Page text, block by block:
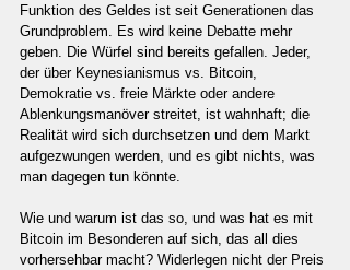
Funktion des Geldes ist seit Generationen das
Grundproblem. Es wird keine Debatte mehr
geben. Die Würfel sind bereits gefallen. Jeder,
der über Keynesianismus vs. Bitcoin,
Demokratie vs. freie Märkte oder andere
Ablenkungsmanöver streitet, ist wahnhaft; die
Realität wird sich durchsetzen und dem Markt
aufgezwungen werden, und es gibt nichts, was
man dagegen tun könnte.
Wie und warum ist das so, und was hat es mit
Bitcoin im Besonderen auf sich, das all dies
vorhersehbar macht? Widerlegen nicht der Preis